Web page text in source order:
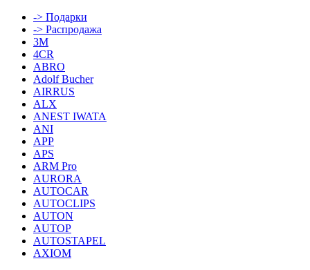
-> Подарки
-> Распродажа
3M
4CR
ABRO
Adolf Bucher
AIRRUS
ALX
ANEST IWATA
ANI
APP
APS
ARM Pro
AURORA
AUTOCAR
AUTOCLIPS
AUTON
AUTOP
AUTOSTAPEL
AXIOM